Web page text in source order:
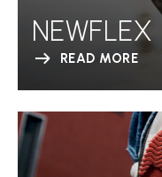
NEWFLEX
READ MORE